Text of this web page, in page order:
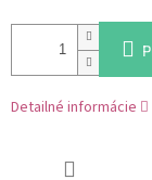
Detailné informácie